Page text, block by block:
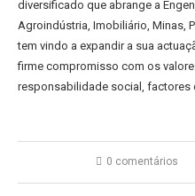
diversificado que abrange a
Agroindústria, Imobiliário, Minas,
tem vindo a expandir a sua
firme compromisso com os
responsabilidade social, factores
0 comentários